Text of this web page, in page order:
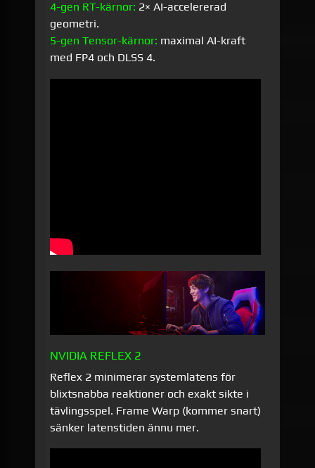
4-gen RT-kärnor: 2× AI-accelererad
geometri.
5-gen Tensor-kärnor: maximal AI-kraft
med FP4 och DLSS 4.
NVIDIA REFLEX 2
Reflex 2 minimerar systemlatens för
blixtsnabba reaktioner och exakt sikte i
tävlingsspel. Frame Warp (kommer snart)
sänker latenstiden ännu mer.